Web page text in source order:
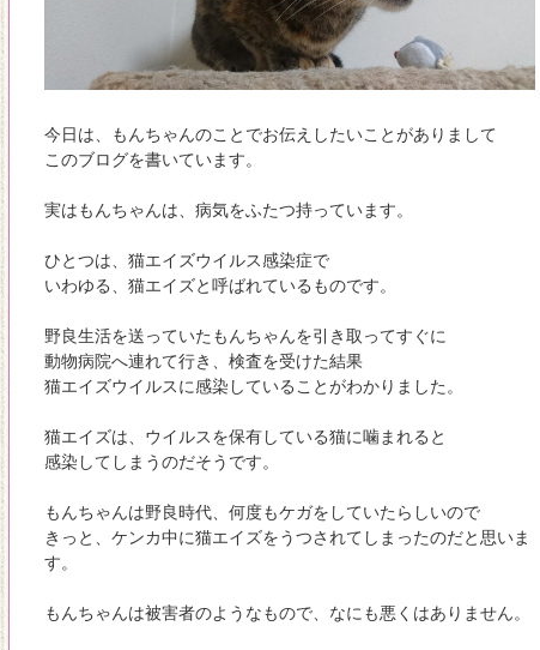
今日は、もんちゃんのことでお伝えしたいことがありまして
このブログを書いています。
実はもんちゃんは、病気をふたつ持っています。
ひとつは、猫エイズウイルス感染症で
いわゆる、猫エイズと呼ばれているものです。
野良生活を送っていたもんちゃんを引き取ってすぐに
動物病院へ連れて行き、検査を受けた結果
猫エイズウイルスに感染していることがわかりました。
猫エイズは、ウイルスを保有している猫に噛まれると
感染してしまうのだそうです。
もんちゃんは野良時代、何度もケガをしていたらしいので
きっと、ケンカ中に猫エイズをうつされてしまったのだと思いま
す。
もんちゃんは被害者のようなもので、なにも悪くはありません。